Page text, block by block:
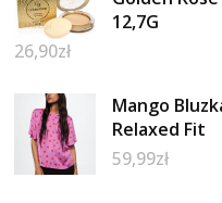
12,7G
26,90zł
Mango
Relaxed Fit
59,99zł